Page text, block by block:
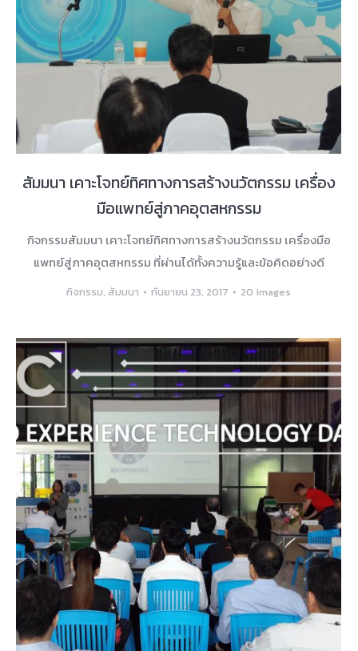
สัมมนา เคาะโจทย์ทิศทางการสร้างนวัตกรรม เครื่อง
มือแพทย์สู่ภาคอุตสหกรรม
กิจกรรมสัมมนา เคาะโจทย์ทิศทางการสร้างนวัตกรรม เครื่องมือ
แพทย์สู่ภาคอุตสหกรรม ที่ผ่านได้ทั้งความรู้และข้อคิดอย่างดี
กิจกรรม, สัมมนา กันยายน 23, 2017 20 images